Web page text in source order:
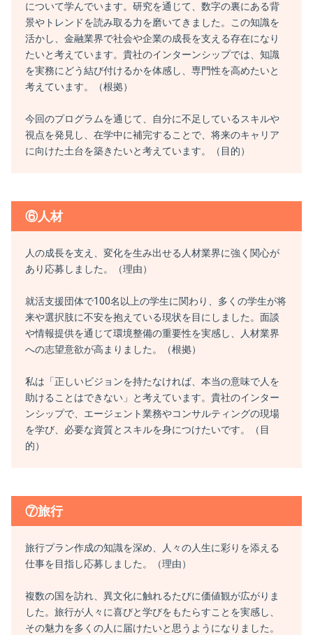
について学んでいます。研究を通じて、数字の裏にある背
景やトレンドを読み取る力を磨いてきました。この知識を
活かし、金融業界で社会や企業の成長を支える存在になり
たいと考えています。貴社のインターンシップでは、知識
を実務にどう結び付けるかを体感し、専門性を高めたいと
考えています。（根拠）
今回のプログラムを通じて、自分に不足しているスキルや
視点を発見し、在学中に補完することで、将来のキャリア
に向けた土台を築きたいと考えています。（目的）
⑥人材
人の成長を支え、変化を生み出せる人材業界に強く関心が
あり応募しました。（理由）
就活支援団体で100名以上の学生に関わり、多くの学生が将
来や選択肢に不安を抱えている現状を目にしました。面談
や情報提供を通じて環境整備の重要性を実感し、人材業界
への志望意欲が高まりました。（根拠）
私は「正しいビジョンを持たなければ、本当の意味で人を
助けることはできない」と考えています。貴社のインター
ンシップで、エージェント業務やコンサルティングの現場
を学び、必要な資質とスキルを身につけたいです。（目
的）
⑦旅行
旅行プラン作成の知識を深め、人々の人生に彩りを添える
仕事を目指し応募しました。（理由）
複数の国を訪れ、異文化に触れるたびに価値観が広がりま
した。旅行が人々に喜びと学びをもたらすことを実感し、
その魅力を多くの人に届けたいと思うようになりました。